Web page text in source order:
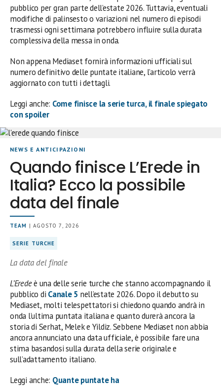
pubblico per gran parte dell’estate 2026. Tuttavia, eventuali
modifiche di palinsesto o variazioni nel numero di episodi
trasmessi ogni settimana potrebbero influire sulla durata
complessiva della messa in onda.
Non appena Mediaset fornirà informazioni ufficiali sul
numero definitivo delle puntate italiane, l’articolo verrà
aggiornato con tutti i dettagli.
Leggi anche: Come finisce la serie turca, il finale spiegato
con spoiler
NEWS E ANTICIPAZIONI
Quando finisce L’Erede in
Italia? Ecco la possibile
data del finale
TEAM | AGOSTO 7, 2026
SERIE TURCHE
La data del finale
L’Eredeè una delle serie turche che stanno accompagnando il
pubblico di Canale 5 nell’estate 2026. Dopo il debutto su
Mediaset, molti telespettatori si chiedono quando andrà in
onda l’ultima puntata italiana e quanto durerà ancora la
storia di Serhat, Melek e Yildiz. Sebbene Mediaset non abbia
ancora annunciato una data ufficiale, è possibile fare una
stima basandosi sulla durata della serie originale e
sull’adattamento italiano.
Leggi anche: Quante puntate ha